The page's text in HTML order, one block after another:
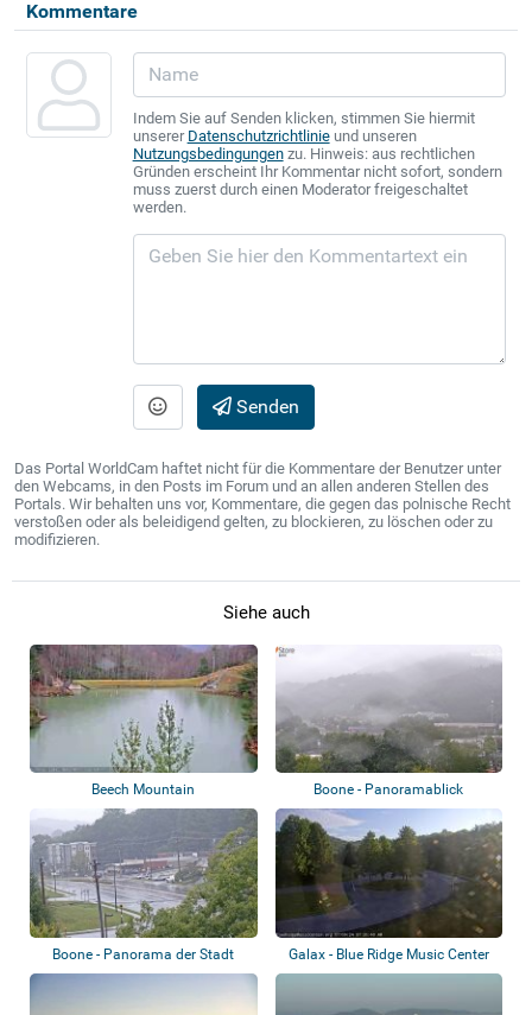
Kommentare
Indem Sie auf Senden klicken, stimmen Sie hiermit
unserer Datenschutzrichtlinieund unseren
Nutzungsbedingungenzu. Hinweis: aus rechtlichen
Gründen erscheint Ihr Kommentar nicht sofort, sondern
muss zuerst durch einen Moderator freigeschaltet
werden.
Senden
Das Portal WorldCam haftet nicht für die Kommentare der Benutzer unter
den Webcams, in den Posts im Forum und an allen anderen Stellen des
Portals. Wir behalten uns vor, Kommentare, die gegen das polnische Recht
verstoßen oder als beleidigend gelten, zu blockieren, zu löschen oder zu
modifizieren.
Siehe auch
Beech Mountain Boone - Panoramablick
Boone - Panorama der Stadt Galax - Blue Ridge Music Center